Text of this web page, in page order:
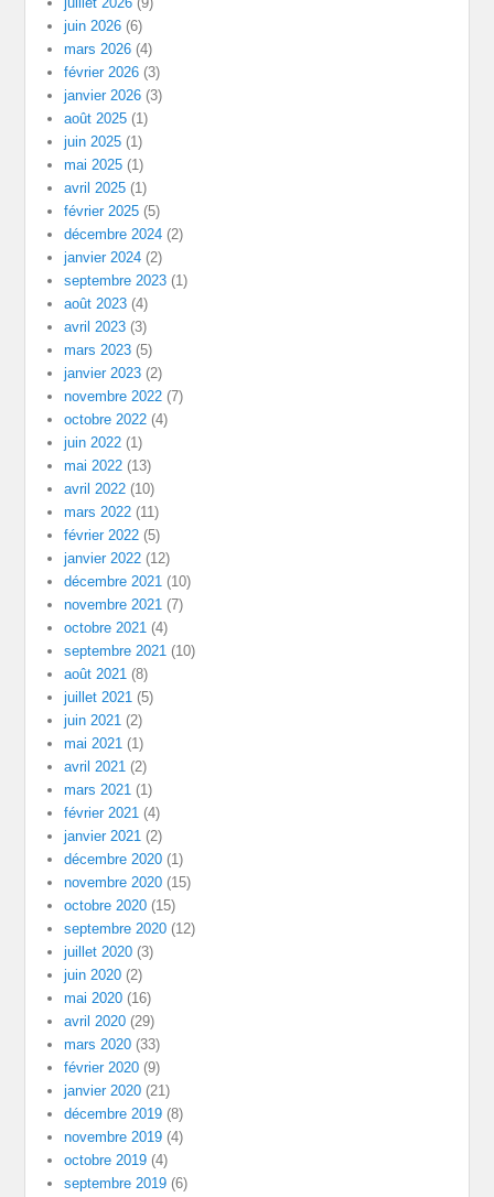
juin 2026 (6)
mars 2026 (4)
février 2026 (3)
janvier 2026 (3)
août 2025 (1)
juin 2025 (1)
mai 2025 (1)
avril 2025 (1)
février 2025 (5)
décembre 2024 (2)
janvier 2024 (2)
septembre 2023 (1)
août 2023 (4)
avril 2023 (3)
mars 2023 (5)
janvier 2023 (2)
novembre 2022 (7)
octobre 2022 (4)
juin 2022 (1)
mai 2022 (13)
avril 2022 (10)
mars 2022 (11)
février 2022 (5)
janvier 2022 (12)
décembre 2021 (10)
novembre 2021 (7)
octobre 2021 (4)
septembre 2021 (10)
août 2021 (8)
juillet 2021 (5)
juin 2021 (2)
mai 2021 (1)
avril 2021 (2)
mars 2021 (1)
février 2021 (4)
janvier 2021 (2)
décembre 2020 (1)
novembre 2020 (15)
octobre 2020 (15)
septembre 2020 (12)
juillet 2020 (3)
juin 2020 (2)
mai 2020 (16)
avril 2020 (29)
mars 2020 (33)
février 2020 (9)
janvier 2020 (21)
décembre 2019 (8)
novembre 2019 (4)
octobre 2019 (4)
septembre 2019 (6)